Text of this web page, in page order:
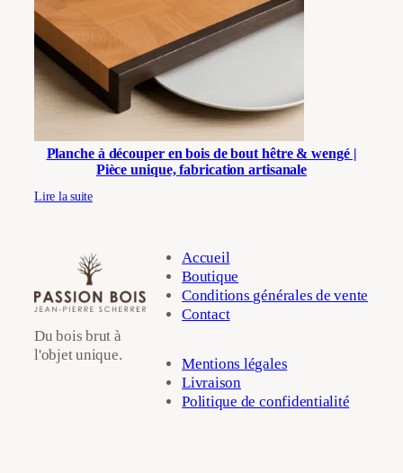
Planche à découper en bois de bout hêtre & wengé |
Pièce unique, fabrication artisanale
Lire la suite
Du bois brut à
l'objet unique.
Accueil
Boutique
Conditions générales de vente
Contact
Mentions légales
Livraison
Politique de confidentialité